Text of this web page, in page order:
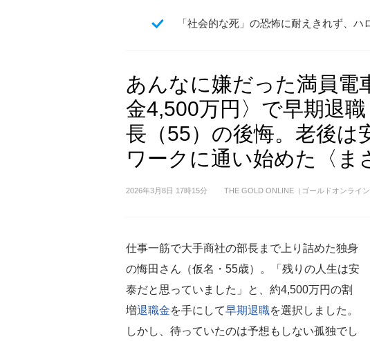
「社会的な死」の恐怖に耐えきれず、ハ
あんなに嫌だった満員
金4,500万円〉で早期退
長（55）の後悔。老後は
ワークに通い始めた〈ま
2026年3月8日 17時15分 THE GOLD ONLINE（ゴールドオンライン
仕事一筋で大手商社の部長まで上り詰めた独身
の悔田さん（仮名・55歳）。「残りの人生は安
泰だと思っていました」と、約4,500万円の割
増退職金を手にして早期退職を選択しました。
しかし、待っていたのは予想もしない孤独でし